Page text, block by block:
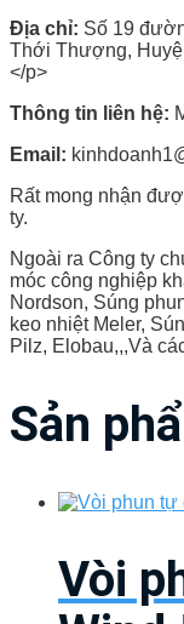
Địa chỉ: Số 19
Thới Thượng,
</p>
Thông tin liên hệ:
Email:
Rất mong nhận
ty.
Ngoài ra Công ty
móc công nghiệp
Nordson, Súng
keo nhiệt Meler,
Pilz, Elobau,,,Và
Sản
Vòi